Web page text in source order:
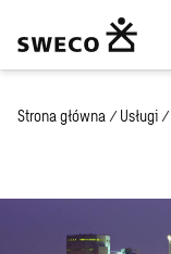
Strona główna / Usługi /